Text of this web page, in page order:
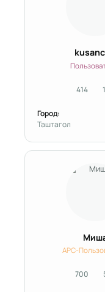
414
Город:
Таштагол
APC-
700